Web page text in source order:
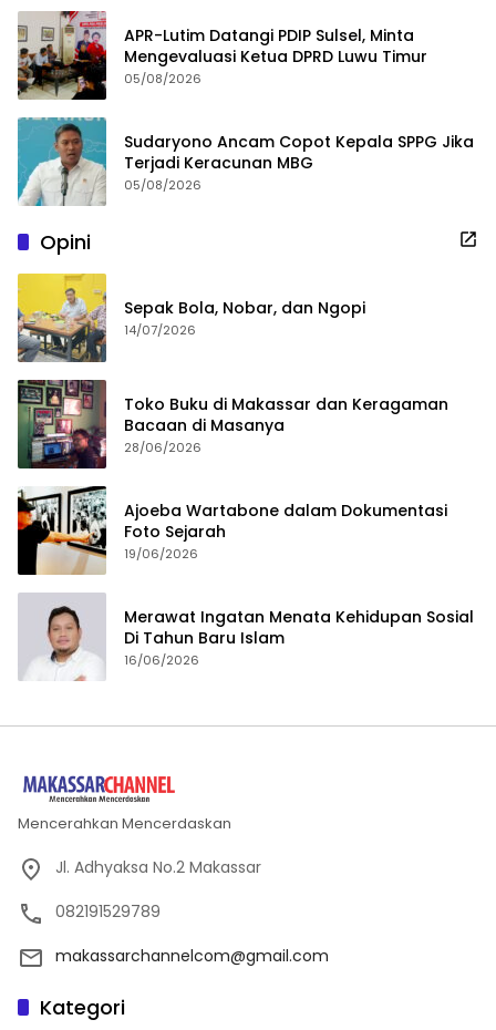
APR-Lutim Datangi PDIP Sulsel, Minta
Mengevaluasi Ketua DPRD Luwu Timur
05/08/2026
Sudaryono Ancam Copot Kepala SPPG Jika
Terjadi Keracunan MBG
05/08/2026
Opini
Sepak Bola, Nobar, dan Ngopi
14/07/2026
Toko Buku di Makassar dan Keragaman
Bacaan di Masanya
28/06/2026
Ajoeba Wartabone dalam Dokumentasi
Foto Sejarah
19/06/2026
Merawat Ingatan Menata Kehidupan Sosial
Di Tahun Baru Islam
16/06/2026
Mencerahkan Mencerdaskan
Jl. Adhyaksa No.2 Makassar
082191529789
makassarchannelcom@gmail.com
Kategori